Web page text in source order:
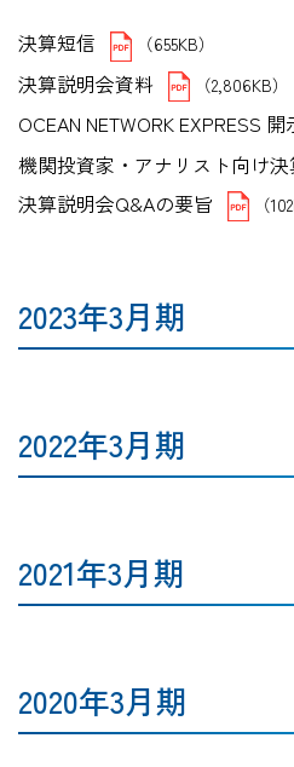
決算短信 （655KB）
決算説明会資料 （2,806KB）
OCEAN NETWORK EXPRESS
機関投資家・アナリスト向け
決算説明会Q&Aの要旨
（
2023年3月期
2022年3月期
2021年3月期
2020年3月期